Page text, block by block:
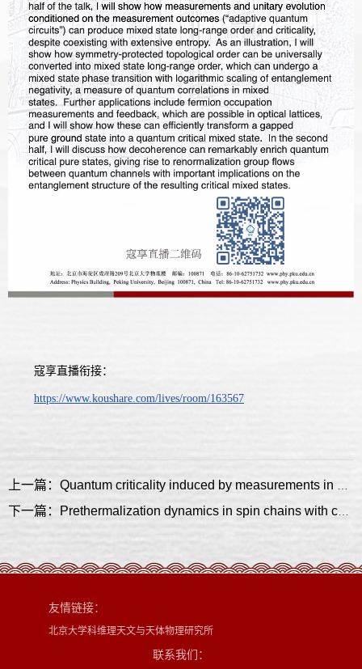
寇享直播衔接：
https://www.koushare.com/lives/room/163567
友情链接：
北京大学科维理天文与天体物理研究所
联系我们：